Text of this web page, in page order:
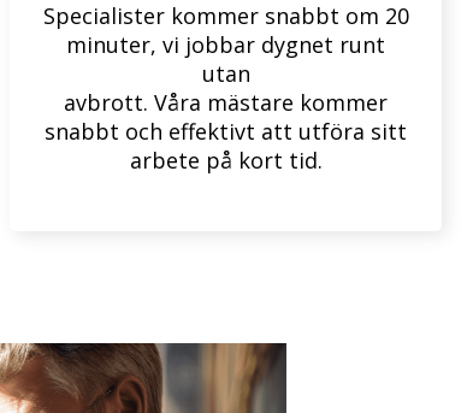
Specialister kommer snabbt om 20
minuter, vi jobbar dygnet runt
utan
avbrott. Våra mästare kommer
snabbt och effektivt att utföra sitt
arbete på kort tid.